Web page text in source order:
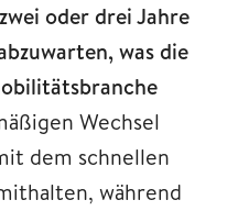
oder drei Jahre
was die
Wechsel
dem schnellen
während